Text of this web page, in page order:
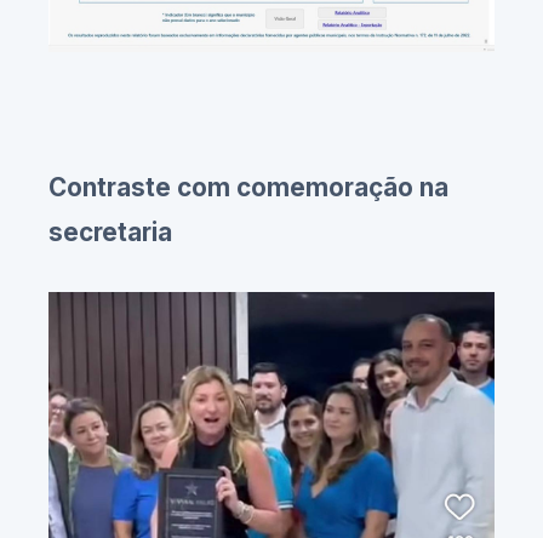
Contraste com comemoração na
secretaria